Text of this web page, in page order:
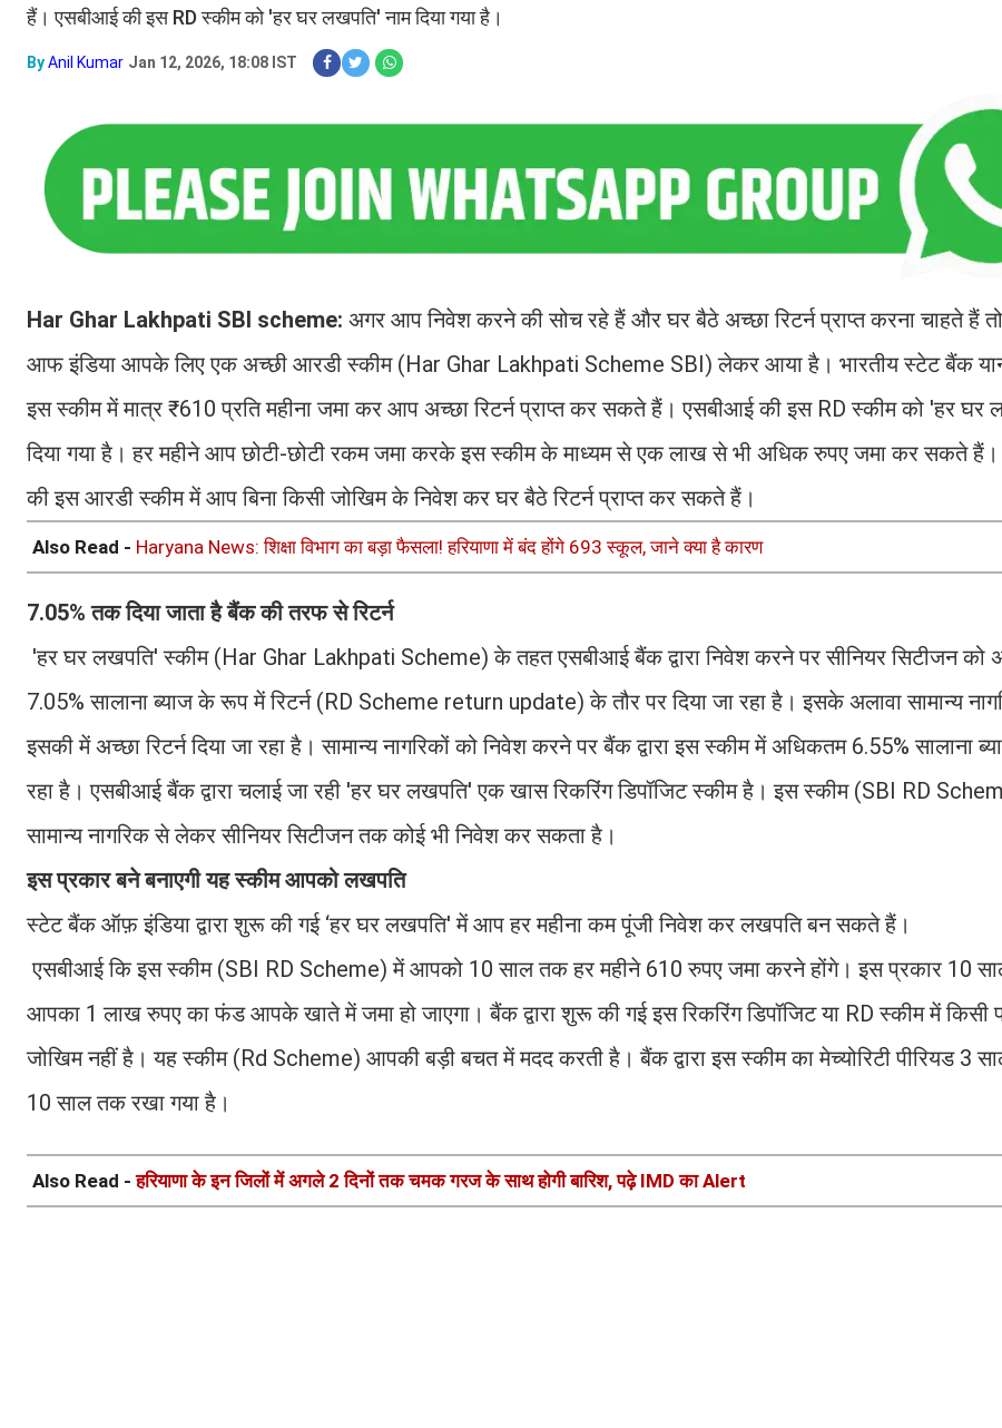
हैं। एसबीआई की इस RD स्कीम को 'हर घर लखपति' नाम दिया गया है।
ByAnil Kumar Jan 12, 2026, 18:08 IST
Har Ghar Lakhpati SBI scheme: अगर आप निवेश करने की सोच रहे हैं और घर बैठे अच्छा रिटर्न प्राप्त करना चाहते हैं
आफ इंडिया आपके लिए एक अच्छी आरडी स्कीम (Har Ghar Lakhpati Scheme SBI) लेकर आया है। भारतीय स्टेट बैंक
इस स्कीम में मात्र ₹610 प्रति महीना जमा कर आप अच्छा रिटर्न प्राप्त कर सकते हैं। एसबीआई की इस RD स्कीम को 'हर घर
दिया गया है। हर महीने आप छोटी-छोटी रकम जमा करके इस स्कीम के माध्यम से एक लाख से भी अधिक रुपए जमा कर सकते
की इस आरडी स्कीम में आप बिना किसी जोखिम के निवेश कर घर बैठे रिटर्न प्राप्त कर सकते हैं।
Also Read - Haryana News: शिक्षा विभाग का बड़ा फैसला! हरियाणा में बंद होंगे 693 स्कूल, जाने क्या है कारण
7.05% तक दिया जाता है बैंक की तरफ से रिटर्न
'हर घर लखपति' स्कीम (Har Ghar Lakhpati Scheme) के तहत एसबीआई बैंक द्वारा निवेश करने पर सीनियर सिटीजन को
7.05% सालाना ब्याज के रूप में रिटर्न (RD Scheme return update) के तौर पर दिया जा रहा है। इसके अलावा सामान्य
इसकी में अच्छा रिटर्न दिया जा रहा है। सामान्य नागरिकों को निवेश करने पर बैंक द्वारा इस स्कीम में अधिकतम 6.55% सालाना
रहा है। एसबीआई बैंक द्वारा चलाई जा रही 'हर घर लखपति' एक खास रिकरिंग डिपॉजिट स्कीम है। इस स्कीम (SBI RD
सामान्य नागरिक से लेकर सीनियर सिटीजन तक कोई भी निवेश कर सकता है।
इस प्रकार बने बनाएगी यह स्कीम आपको लखपति
स्टेट बैंक ऑफ़ इंडिया द्वारा शुरू की गई ‘हर घर लखपति' में आप हर महीना कम पूंजी निवेश कर लखपति बन सकते हैं।
एसबीआई कि इस स्कीम (SBI RD Scheme) में आपको 10 साल तक हर महीने 610 रुपए जमा करने होंगे। इस प्रकार 10
आपका 1 लाख रुपए का फंड आपके खाते में जमा हो जाएगा। बैंक द्वारा शुरू की गई इस रिकरिंग डिपॉजिट या RD स्कीम में किसी
जोखिम नहीं है। यह स्कीम (Rd Scheme) आपकी बड़ी बचत में मदद करती है। बैंक द्वारा इस स्कीम का मेच्योरिटी पीरियड 3
10 साल तक रखा गया है।
Also Read -हरियाणा के इन जिलों में अगले 2 दिनों तक चमक गरज के साथ होगी बारिश, पढ़े IMD का Alert